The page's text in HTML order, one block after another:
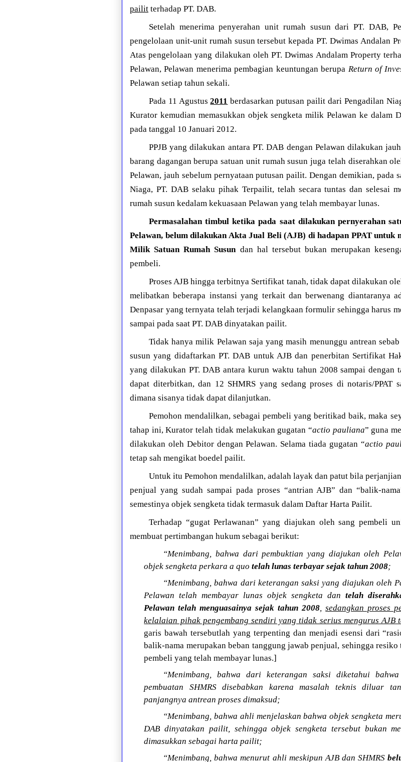
pailit terhadap PT. DAB.
Setelah menerima penyerahan unit rumah susun dari PT. DAB,
pengelolaan unit-unit rumah susun tersebut kepada PT. Dwimas Andalan
Atas pengelolaan yang dilakukan oleh PT. Dwimas Andalam Property
Pelawan, Pelawan menerima pembagian keuntungan berupa Return of
Pelawan setiap tahun sekali.
Pada 11 Agustus2011 berdasarkan putusan pailit dari Pengadilan
Kurator kemudian memasukkan objek sengketa milik Pelawan ke dalam
pada tanggal 10 Januari 2012.
PPJB yang dilakukan antara PT. DAB dengan Pelawan dilakukan
barang dagangan berupa satuan unit rumah susun juga telah diserahkan
Pelawan, jauh sebelum pernyataan putusan pailit. Dengan demikian, pada
Niaga, PT. DAB selaku pihak Terpailit, telah secara tuntas dan selesai
rumah susun kedalam kekuasaan Pelawan yang telah membayar lunas.
Permasalahan timbul ketika pada saat dilakukan pernyerahan
Pelawan, belum dilakukan Akta Jual Beli (AJB) di hadapan PPAT
Milik Satuan Rumah Susundan hal tersebut bukan merupakan
pembeli.
Proses AJB hingga terbitnya Sertifikat tanah, tidak dapat dilakukan
melibatkan beberapa instansi yang terkait dan berwenang diantaranya
Denpasar yang ternyata telah terjadi kelangkaan formulir sehingga harus
sampai pada saat PT. DAB dinyatakan pailit.
Tidak hanya milik Pelawan saja yang masih menunggu antrean
susun yang didaftarkan PT. DAB untuk AJB dan penerbitan Sertifikat
yang dilakukan PT. DAB antara kurun waktu tahun 2008 sampai dengan
dapat diterbitkan, dan 12 SHMRS yang sedang proses di notaris/PPAT
dimana sisanya tidak dapat dilanjutkan.
Pemohon mendalilkan, sebagai pembeli yang beritikad baik, maka
tahap ini, Kurator telah tidak melakukan gugatan “actio pauliana” guna
dilakukan oleh Debitor dengan Pelawan. Selama tiada gugatan “actio
tetap sah mengikat boedel pailit.
Untuk itu Pemohon mendalilkan, adalah layak dan patut bila
penjual yang sudah sampai pada proses “antrian AJB” dan “balik-
semestinya objek sengketa tidak termasuk dalam Daftar Harta Pailit.
Terhadap “gugat Perlawanan” yang diajukan oleh sang pembeli
membuat pertimbangan hukum sebagai berikut:
“Menimbang, bahwa dari pembuktian yang diajukan oleh
objek sengketa perkara a quotelah lunas terbayar sejak tahun 2008;
“Menimbang, bahwa dari keterangan saksi yang diajukan oleh
Pelawan telah membayar lunas objek sengketa dantelah
Pelawan telah menguasainya sejak tahun 2008,sedangkan proses
kelalaian pihak pengembang sendiri yang tidak serius mengurus AJB
garis bawah tersebutlah yang terpenting dan menjadi esensi dari
balik-nama merupakan beban tanggung jawab penjual, sehingga
pembeli yang telah membayar lunas.]
“Menimbang, bahwa dari keterangan saksi diketahui
pembuatan SHMRS disebabkan karena masalah teknis diluar
panjangnya antrean proses dimaksud;
“Menimbang, bahwa ahli menjelaskan bahwa objek sengketa
DAB dinyatakan pailit, sehingga objek sengketa tersebut bukan
dimasukkan sebagai harta pailit;
“Menimbang, bahwa menurut ahli meskipun AJB dan SHMRS